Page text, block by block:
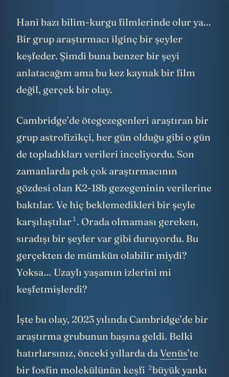
Hani bazı bilim-kurgu filmlerinde olur ya...
Bir grup araştırmacı ilginç bir şeyler
keşfeder. Şimdi buna benzer bir şeyi
anlatacağım ama bu kez kaynak bir film
değil, gerçek bir olay.
Cambridge’de ötegezegenleri araştıran bir
grup astrofizikçi, her gün olduğu gibi o gün
de topladıkları verileri inceliyordu. Son
zamanlarda pek çok araştırmacının
gözdesi olan K2-18b gezegeninin verilerine
baktılar. Ve hiç beklemedikleri bir şeyle
karşılaştılar1. Orada olmaması gereken,
sıradışı bir şeyler var gibi duruyordu. Bu
gerçekten de mümkün olabilir miydi?
Yoksa… Uzaylı yaşamın izlerini mi
keşfetmişlerdi?
İşte bu olay, 2023 yılında Cambridge’de bir
araştırma grubunun başına geldi. Belki
hatırlarsınız, önceki yıllarda daVenüs’te
bir fosfin molekülünün keşfi 2büyük yankı